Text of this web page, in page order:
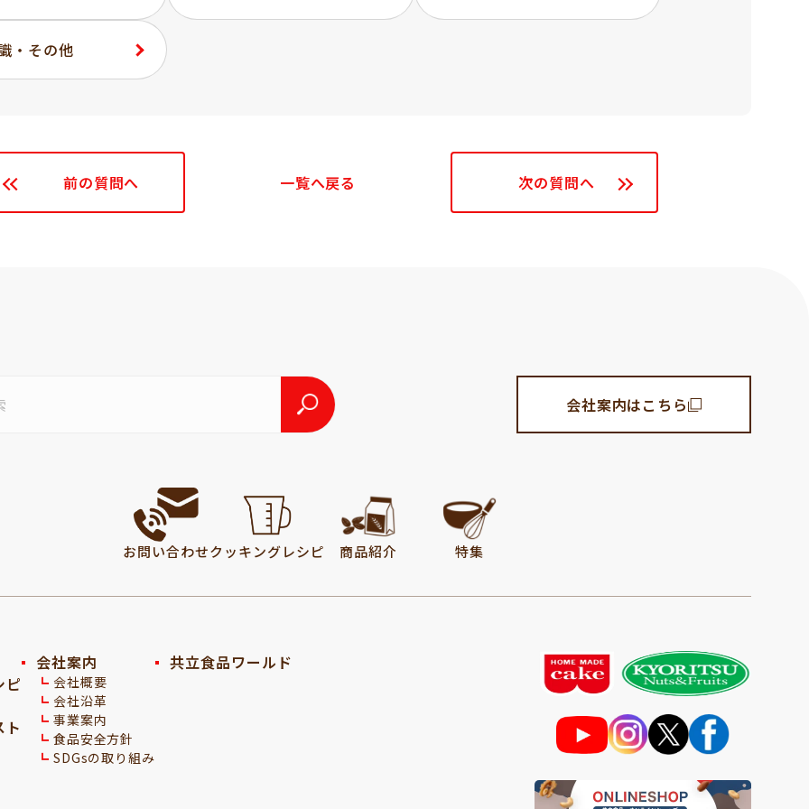
・その他
前の質問へ 一覧へ戻る 次の質問へ
会社案内はこちら
お問い合わせクッキングレシピ 商品紹介 特集
ピ
ト
会社案内
会社概要
会社沿革
事業案内
食品安全方針
SDGsの取り組み
共立食品ワールド